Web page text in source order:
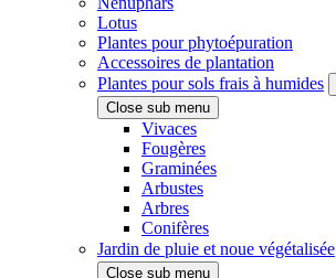
Lotus
Plantes pour phytoépuration
Accessoires de plantation
Plantes pour sols frais à humides
Close sub menu
Vivaces
Fougères
Graminées
Arbustes
Arbres
Conifères
Jardin de pluie et noue végétalisée
Close sub menu